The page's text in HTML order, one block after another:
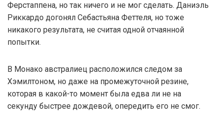
Ферстаппена, но так ничего и не мог сделать. Даниэль
Риккардо догонял Себастьяна Феттеля, но тоже
никакого результата, не считая одной отчаянной
попытки.
В Монако австралиец расположился следом за
Хэмилтоном, но даже на промежуточной резине,
которая в какой-то момент была едва ли не на
секунду быстрее дождевой, опередить его не смог.